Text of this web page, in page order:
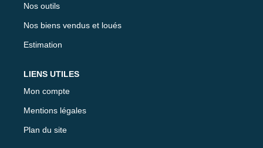
Nos outils
Nos biens vendus et loués
Estimation
LIENS UTILES
Mon compte
Mentions légales
Plan du site